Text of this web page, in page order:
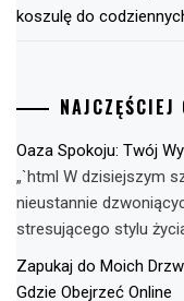
koszulę do
NAJCZĘŚCIEJ
Oaza Spokoju: Twój
„`html W dzisiejszym
nieustannie
stresującego stylu
Zapukaj do Moich
Gdzie Obejrzeć Online